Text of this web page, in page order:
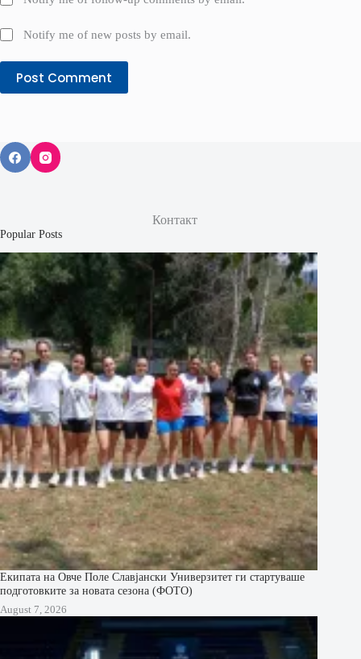
Notify me of new posts by email.
Post Comment
Контакт
Popular Posts
Екипата на Овче Поле Славјански Универзитет ги стартуваше
подготовките за новата сезона (ФОТО)
August 7, 2026